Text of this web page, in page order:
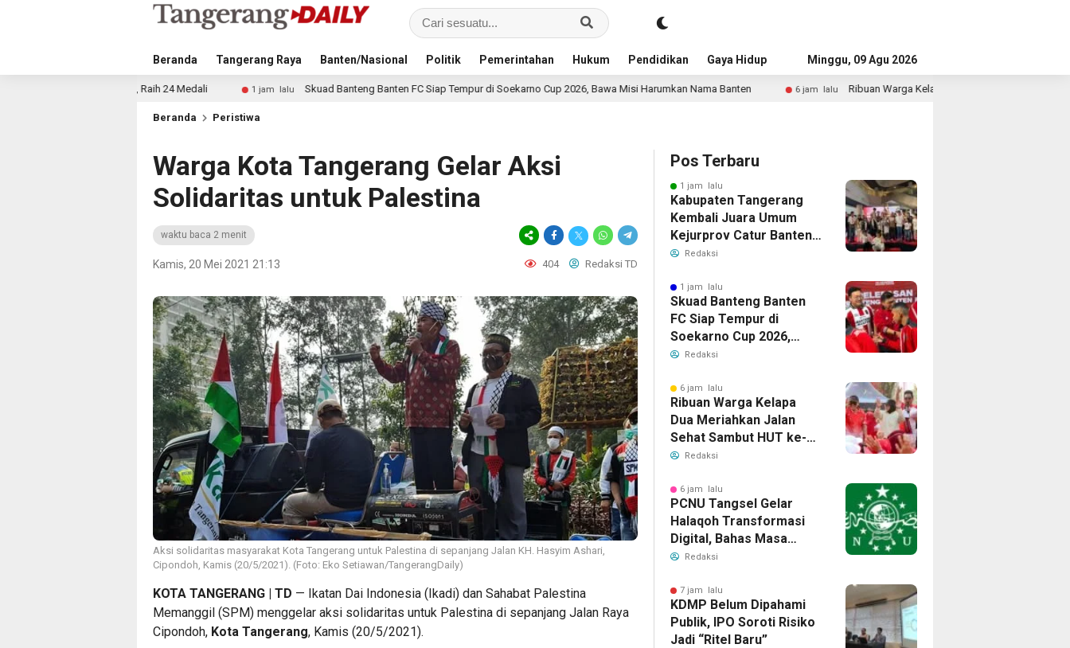
Beranda Tangerang Raya Banten/Nasional Politik Pemerintahan Hukum Pendidikan Gaya Hidup Advertorial
Minggu, 09 Agu 2026
1 jam lalu Skuad Banteng Banten FC Siap Tempur di Soekarno Cup 2026, Bawa Misi Harumkan Nama Banten 6 jam lalu Ribuan Warga Kelapa Dua Meriahkan Jalan Sehat Sambut HUT ke-81 RI
Beranda Peristiwa
Warga Kota Tangerang Gelar Aksi
Solidaritas untuk Palestina
waktu baca 2 menit
Kamis, 20 Mei 2021 21:13 404 Redaksi TD
Aksi solidaritas masyarakat Kota Tangerang untuk Palestina di sepanjang Jalan KH. Hasyim Ashari,
Cipondoh, Kamis (20/5/2021). (Foto: Eko Setiawan/TangerangDaily)
KOTA TANGERANG | TD — Ikatan Dai Indonesia (Ikadi) dan Sahabat Palestina
Memanggil (SPM) menggelar aksi solidaritas untuk Palestina di sepanjang Jalan Raya
Cipondoh, Kota Tangerang, Kamis (20/5/2021).
Pos Terbaru
1 jam lalu
Kabupaten Tangerang
Kembali Juara Umum
Kejurprov Catur Banten
2026, Raih 24 Medali
Redaksi
1 jam lalu
Skuad Banteng Banten
FC Siap Tempur di
Soekarno Cup 2026,
Bawa Misi Harumkan
Redaksi
6 jam lalu
Ribuan Warga Kelapa
Dua Meriahkan Jalan
Sehat Sambut HUT ke-81
RI
Redaksi
6 jam lalu
PCNU Tangsel Gelar
Halaqoh Transformasi
Digital, Bahas Masa
Depan NU di Era Disrupsi
Redaksi
7 jam lalu
KDMP Belum Dipahami
Publik, IPO Soroti Risiko
Jadi “Ritel Baru”